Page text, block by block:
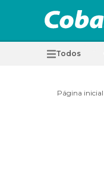
Todos
Página inicial